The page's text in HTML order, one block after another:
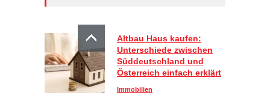
Altbau Haus kaufen:
Unterschiede zwischen
Süddeutschland und
Österreich einfach erklärt
Immobilien